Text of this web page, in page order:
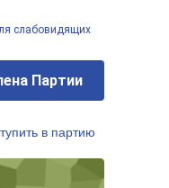
слабовидящих
Партии
в партию